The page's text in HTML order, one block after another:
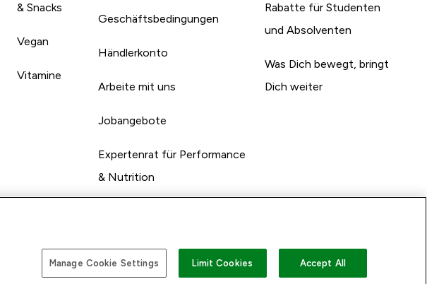
& Snacks
Vegan
Vitamine
Geschäftsbedingungen
Händlerkonto
Arbeite mit uns
Jobangebote
Expertenrat für Performance
& Nutrition
Rabatte für Studenten
und Absolventen
Was Dich bewegt, bringt
Dich weiter
Sicher zahlen mit
Manage Cookie Settings Limit Cookies Accept All